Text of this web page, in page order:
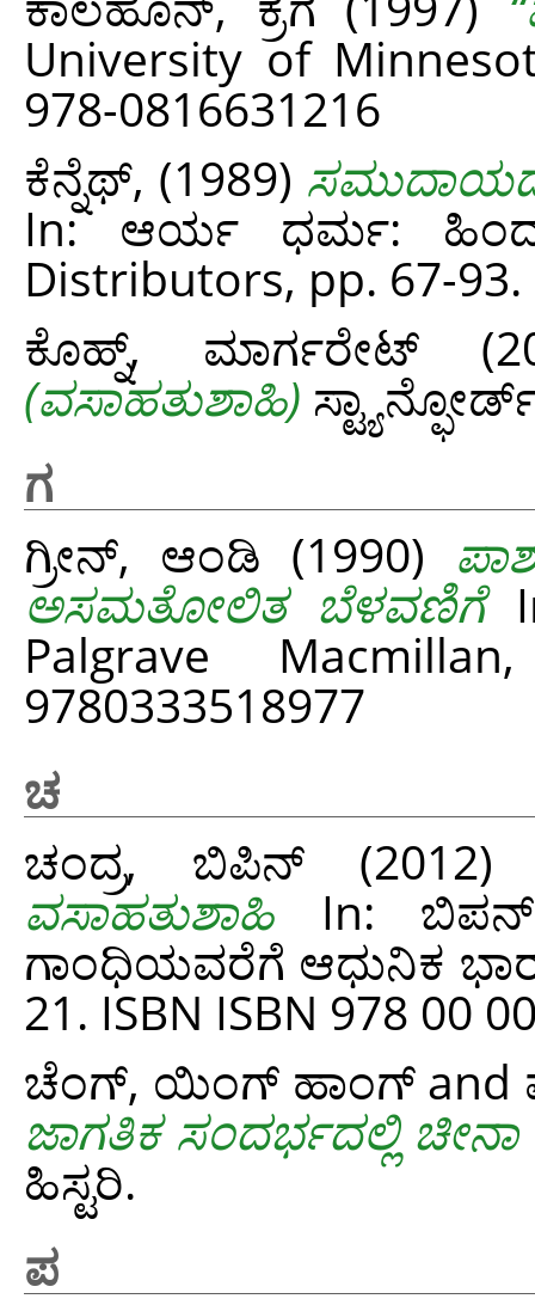
University of
978-0816631216
ಕೆನ್ನೆಥ್, (1989)
In: ಆರ್ಯ ಧರ್ಮ: ಹಿಂದೂ
Distributors, pp. 67-93.
ಕೊಹ್ನ್, ಮಾರ್ಗರೇಟ್
(ವಸಾಹತುಶಾಹಿ)
ಗ
ಗ್ರೀನ್, ಆಂಡಿ (1990)
ಅಸಮತೋಲಿತ ಬೆಳವಣಿಗೆ
Palgrave
9780333518977
ಚ
ಚಂದ್ರ, ಬಿಪಿನ್
ವಸಾಹತುಶಾಹಿ In: ಬಿಪನ್
ಗಾಂಧಿಯವರೆಗೆ ಆಧುನಿಕ
21. ISBN ISBN 978 00
ಚೆಂಗ್, ಯಿಂಗ್ ಹಾಂಗ್and
ಜಾಗತಿಕ ಸಂದರ್ಭದಲ್ಲಿ ಚೀನಾ
ಹಿಸ್ಟರಿ.
ಪ